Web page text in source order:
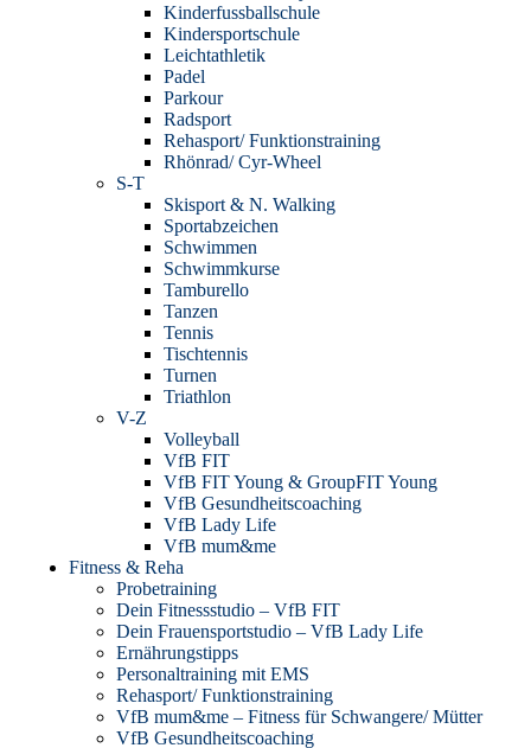
Kinderfussballschule
Kindersportschule
Leichtathletik
Padel
Parkour
Radsport
Rehasport/ Funktionstraining
Rhönrad/ Cyr-Wheel
S-T
Skisport & N. Walking
Sportabzeichen
Schwimmen
Schwimmkurse
Tamburello
Tanzen
Tennis
Tischtennis
Turnen
Triathlon
V-Z
Volleyball
VfB FIT
VfB FIT Young & GroupFIT Young
VfB Gesundheitscoaching
VfB Lady Life
VfB mum&me
Fitness & Reha
Probetraining
Dein Fitnessstudio – VfB FIT
Dein Frauensportstudio – VfB Lady Life
Ernährungstipps
Personaltraining mit EMS
Rehasport/ Funktionstraining
VfB mum&me – Fitness für Schwangere/ Mütter
VfB Gesundheitscoaching